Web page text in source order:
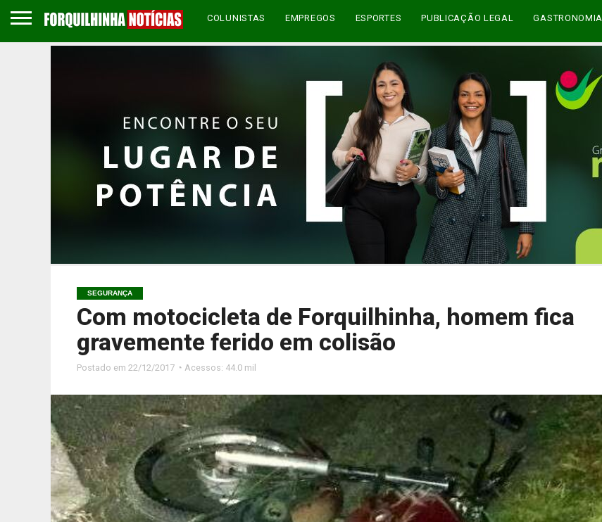
COLUNISTAS EMPREGOS ESPORTES PUBLICAÇÃO LEGAL GASTRONOMIA
SEGURANÇA
Com motocicleta de Forquilhinha, homem fica
gravemente ferido em colisão
Postado em 22/12/2017 ◔ Acessos: 44.0 mil